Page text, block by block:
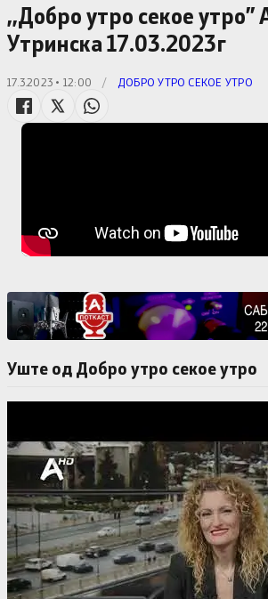
,,Добро утро секое утро”
Утринска 17.03.2023г
17.3.2023 • 12:00 / ДОБРО УТРО СЕКОЕ УТРО
Уште од Добро утро секое утро